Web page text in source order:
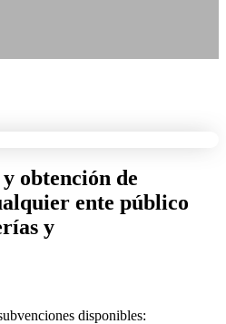
obtención de
ente público
y
disponibles: